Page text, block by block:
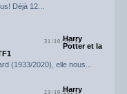
Déjà 12...
31/10/2023
Harry
Potter et la
(1933/2020), elle nous...
23/10/2023
Harry